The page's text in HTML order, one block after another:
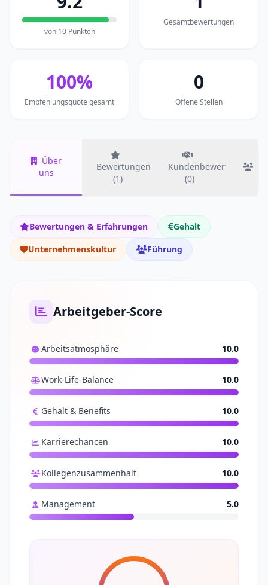
von 10 Punkten
Gesamtbewertungen
100%
Empfehlungsquote gesamt
0
Offene Stellen
Über
uns
Bewertungen
(1)
Kundenbewertungen
(0)
Bewertungen & Erfahrungen
Gehalt
Unternehmenskultur
Führung
Arbeitgeber-Score
Arbeitsatmosphäre 10.0
Work-Life-Balance 10.0
Gehalt & Benefits 10.0
Karrierechancen 10.0
Kollegenzusammenhalt 10.0
Management 5.0